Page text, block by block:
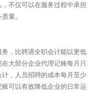
不仅可以在服务过程中承担
量。
，比聘请全职会计能以更低
大部分企业代理记账每月只
，人员招聘的成本每月至少
可以有效降低企业的日常运